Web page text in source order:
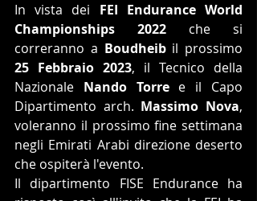
In vista dei FEI Endurance World
Championships 2022 che si
correranno a Boudheib
25 Febbraio 2023, il Tecnico della
Nazionale Nando Torre e il Capo
Dipartimento arch. Massimo Nova,
voleranno il prossimo fine settimana
negli Emirati Arabi direzione deserto
che ospiterà l'evento.
Il dipartimento FISE Endurance ha